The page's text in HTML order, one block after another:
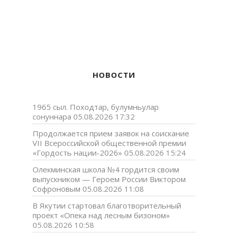
НОВОСТИ
1965 сыл. Походтар, булумньулар
сонуннара 05.08.2026 17:32
Продолжается прием заявок на соискание
VII Всероссийской общественной премии
«Гордость нации-2026» 05.08.2026 15:24
Олекминская школа №4 гордится своим
выпускником — Героем России Виктором
Софроновым 05.08.2026 11:08
В Якутии стартовал благотворительный
проект «Опека над лесным бизоном»
05.08.2026 10:58